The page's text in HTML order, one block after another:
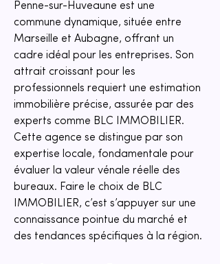
Penne-sur-Huveaune est une
commune dynamique, située entre
Marseille et Aubagne, offrant un
cadre idéal pour les entreprises. Son
attrait croissant pour les
professionnels requiert une estimation
immobilière précise, assurée par des
experts comme BLC IMMOBILIER.
Cette agence se distingue par son
expertise locale, fondamentale pour
évaluer la valeur vénale réelle des
bureaux. Faire le choix de BLC
IMMOBILIER, c’est s’appuyer sur une
connaissance pointue du marché et
des tendances spécifiques à la région.